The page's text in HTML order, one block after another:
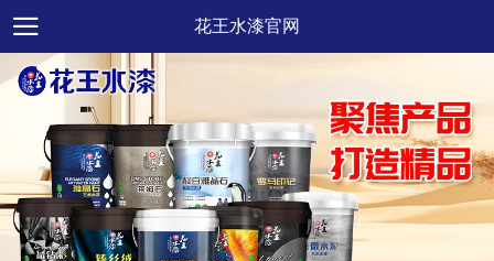
花王水漆官网